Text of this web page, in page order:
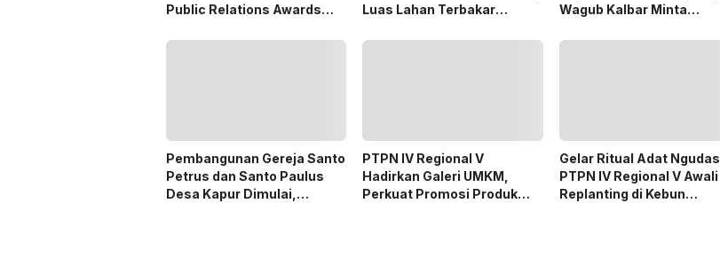
Public Relations Awards
Luas Lahan Terbakar
Wagub Kalbar Minta
Pembangunan Gereja Santo
Petrus dan Santo Paulus
Desa Kapur Dimulai,
PTPN IV Regional V
Hadirkan Galeri UMKM,
Perkuat Promosi Produk
Gelar Ritual Adat Ngudas,
PTPN IV Regional V Awali
Replanting di Kebun